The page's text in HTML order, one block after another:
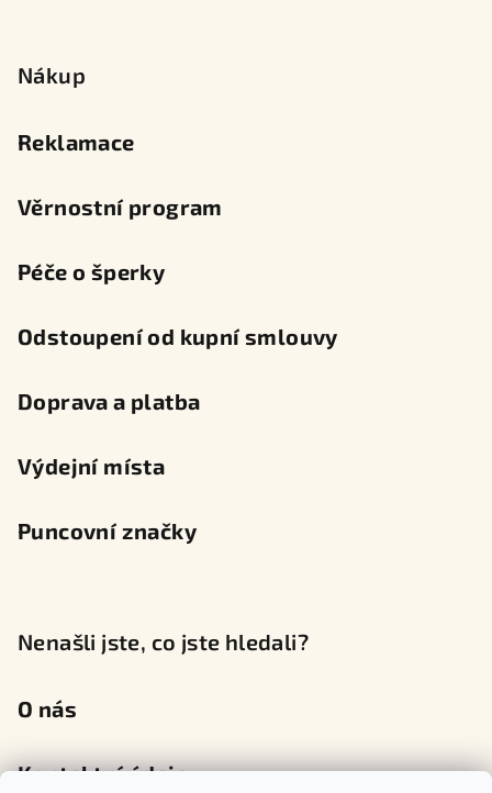
Nákup
Reklamace
Věrnostní program
Péče o šperky
Odstoupení od kupní smlouvy
Doprava a platba
Výdejní místa
Puncovní značky
Nenašli jste, co jste hledali?
O nás
Kontaktní údaje